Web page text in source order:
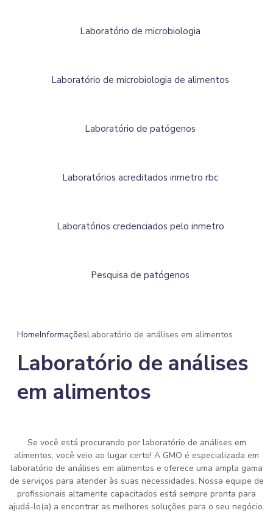
Laboratório de microbiologia
Laboratório de microbiologia de alimentos
Laboratório de patógenos
Laboratórios acreditados inmetro rbc
Laboratórios credenciados pelo inmetro
Pesquisa de patógenos
HomeInformaçõesLaboratório de análises em alimentos
Laboratório de análises
em alimentos
Se você está procurando por laboratório de análises em
alimentos, você veio ao lugar certo! A GMO é especializada em
laboratório de análises em alimentos e oferece uma ampla gama
de serviços para atender às suas necessidades. Nossa equipe de
profissionais altamente capacitados está sempre pronta para
ajudá-lo(a) a encontrar as melhores soluções para o seu negócio.